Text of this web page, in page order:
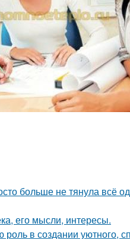
больше не тянула всё
его мысли, интересы.
в создании уютного,